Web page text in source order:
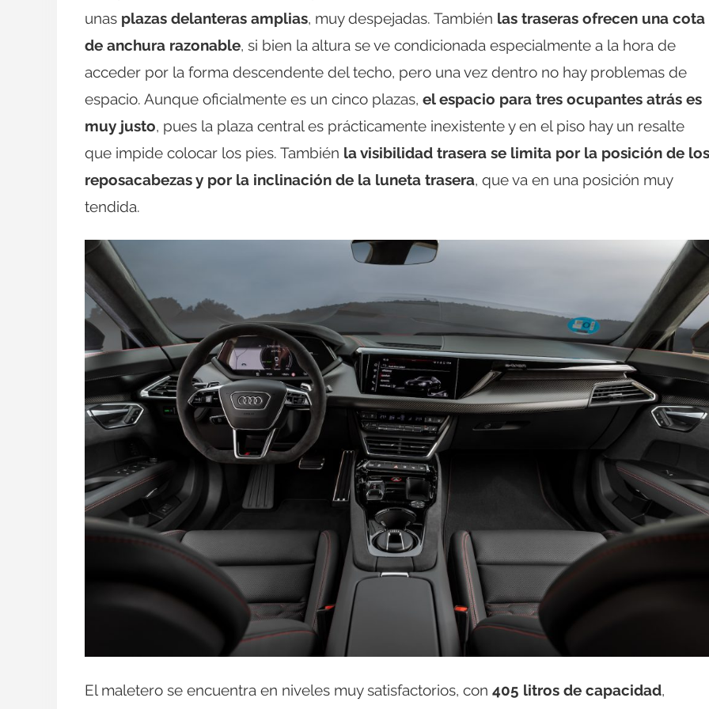
unas plazas delanteras amplias, muy despejadas. También las traseras ofrecen una cota
de anchura razonable, si bien la altura se ve condicionada especialmente a la hora de
acceder por la forma descendente del techo, pero una vez dentro no hay problemas de
espacio. Aunque oficialmente es un cinco plazas, el espacio para tres ocupantes atrás es
muy justo, pues la plaza central es prácticamente inexistente y en el piso hay un resalte
que impide colocar los pies. También la visibilidad trasera se limita por la posición de los
reposacabezas y por la inclinación de la luneta trasera, que va en una posición muy
tendida.
El maletero se encuentra en niveles muy satisfactorios, con 405 litros de capacidad,